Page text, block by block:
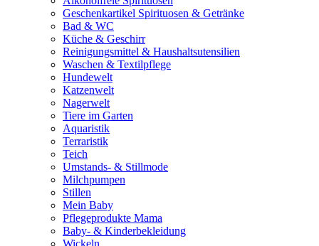
Geschenkartikel Spirituosen & Getränke
Bad & WC
Küche & Geschirr
Reinigungsmittel & Haushaltsutensilien
Waschen & Textilpflege
Hundewelt
Katzenwelt
Nagerwelt
Tiere im Garten
Aquaristik
Terraristik
Teich
Umstands- & Stillmode
Milchpumpen
Stillen
Mein Baby
Pflegeprodukte Mama
Baby- & Kinderbekleidung
Wickeln